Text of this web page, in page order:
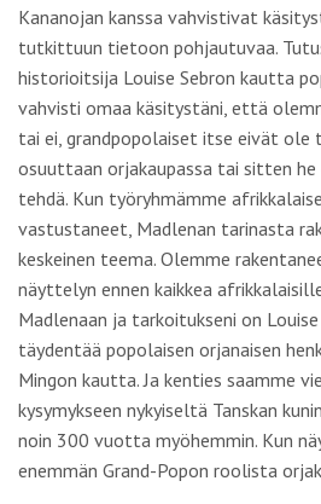
Kananojan kanssa vahvistivat
tutkittuun tietoon pohjautuvaa.
historioitsija Louise Sebron kautta
vahvisti omaa käsitystäni, että
tai ei, grandpopolaiset itse eivät ole
osuuttaan orjakaupassa tai sitten
tehdä. Kun työryhmämme
vastustaneet, Madlenan tarinasta
keskeinen teema. Olemme
näyttelyn ennen kaikkea
Madlenaan ja tarkoitukseni on
täydentää popolaisen orjanaisen
Mingon kautta. Ja kenties saamme
kysymykseen nykyiseltä Tanskan
noin 300 vuotta myöhemmin. Kun
enemmän Grand-Popon roolista